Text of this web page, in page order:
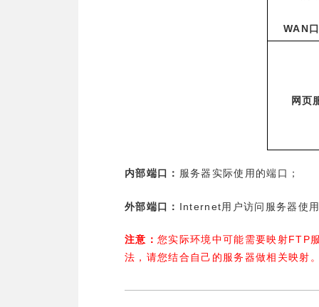
WAN
网页
内部端口： 服务器实际使用的端口；
外部端口： Internet 用户访问服务器使
注意： 您实际环境中可能需要映射FTP
法，请您结合自己的服务器做相关映射